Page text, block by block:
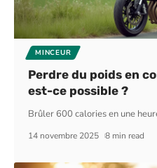
MINCEUR
Perdre du poids en
est-ce possible ?
Brûler 600 calories en une
14 novembre 2025 8 min read